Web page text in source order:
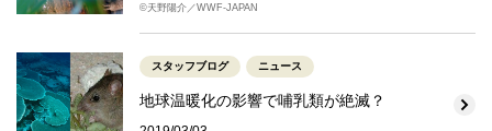
©天野陽介／WWF-JAPAN
スタッフブログ ニュース
地球温暖化の影響で哺乳類が絶滅？